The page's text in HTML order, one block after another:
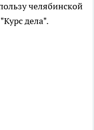
челябинской
дела".